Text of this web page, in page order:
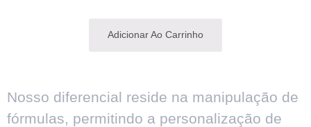
Adicionar Ao Carrinho
Nosso diferencial reside na manipulação de
fórmulas, permitindo a personalização de